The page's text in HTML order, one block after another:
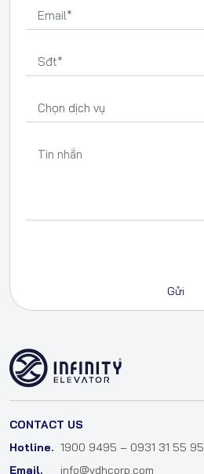
CONTACT US
Hotline. 1900 9495 – 0931 31 55 95
Email.
info@vdhcorp.com